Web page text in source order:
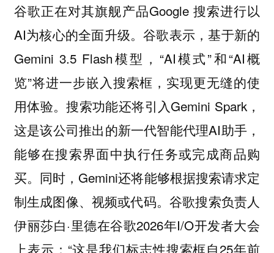
谷歌正在对其旗舰产品Google 搜索进行以
AI为核心的全面升级。谷歌表示，基于新的
Gemini 3.5 Flash模型，“AI模式”和“AI概
览”将进一步嵌入搜索框，实现更无缝的使
用体验。搜索功能还将引入Gemini Spark，
这是该公司推出的新一代智能代理AI助手，
能够在搜索界面中执行任务或完成商品购
买。同时，Gemini还将能够根据搜索请求定
制生成图像、视频或代码。谷歌搜索负责人
伊丽莎白·里德在谷歌2026年I/O开发者大会
上表示：“这是我们标志性搜索框自25年前